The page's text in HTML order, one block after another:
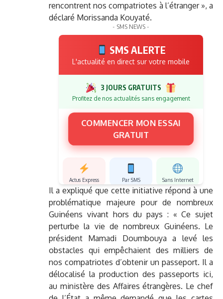
rencontrent nos compatriotes à l’étranger », a
déclaré Morissanda Kouyaté.
- SMS NEWS -
SMS ALERTE
L'actualité en direct sur votre mobile
3 JOURS GRATUITS
Profitez de nos actualités sans engagement
COMMENCER MON ESSAI
GRATUIT
Actus Express Par SMS Sans Internet
Il a expliqué que cette initiative répond à une
problématique majeure pour de nombreux
Guinéens vivant hors du pays : « Ce sujet
perturbe la vie de nombreux Guinéens. Le
président Mamadi Doumbouya a levé les
obstacles qui empêchaient des milliers de
nos compatriotes d’obtenir un passeport. Il a
délocalisé la production des passeports ici,
au ministère des Affaires étrangères. Le chef